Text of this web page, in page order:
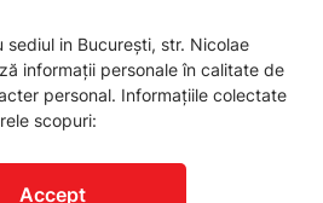
sediul in București, str. Nicolae
informații personale în calitate de
personal. Informațiile colectate
scopuri:
Accept